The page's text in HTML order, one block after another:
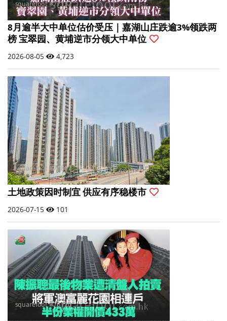
8月逾半大中单位估价受压｜嘉湖山庄跌逾3%领跌两
榜 宝翠园、黄埔逆市分领大中单位
2026-08-05 4,723
土地政策因时制宜 供应有序稳楼市
2026-07-15 101